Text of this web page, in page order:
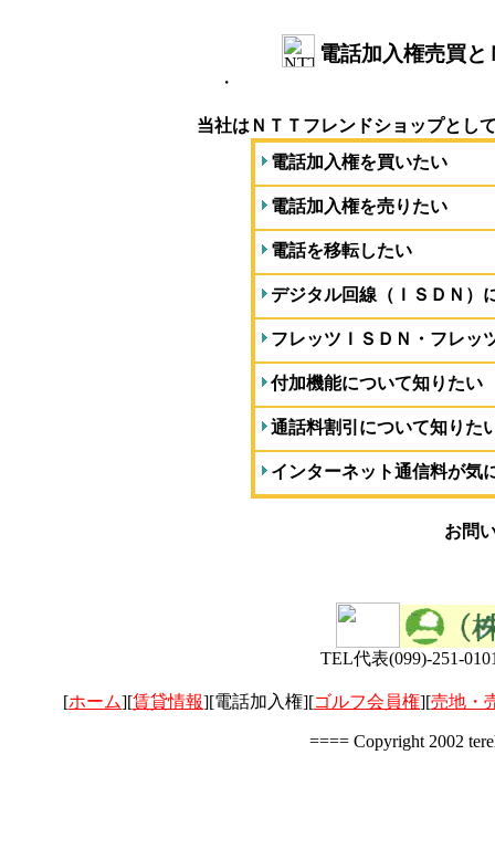
電話加入権売買
・
当社はＮＴＴフレンドショップとし
電話加入権を買いたい
電話加入権を売りたい
電話を移転したい
デジタル回線（ＩＳＤＮ）
フレッツＩＳＤＮ・フレッ
付加機能について知りたい
通話料割引 について知りた
インターネット通信料が気
お問
TEL代表(099)-251-
[ホーム][賃貸情報][電話加入権][ゴルフ会員権][売地・
==== Copyright 2002